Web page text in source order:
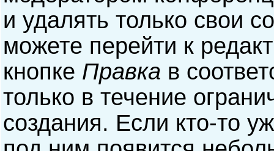
и удалять только свои
можете перейти к
кнопке Правка в
только в течение
создания. Если кто-то